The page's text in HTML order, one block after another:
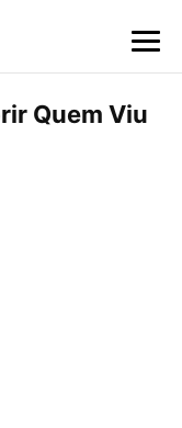
Quem Viu